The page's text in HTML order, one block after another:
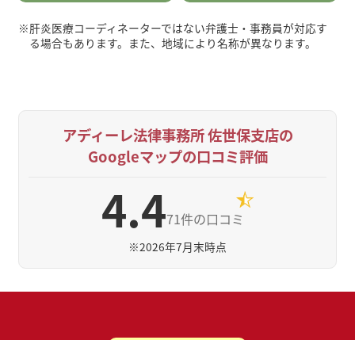
※肝炎医療コーディネーターではない弁護士・事務員が対応す
る場合もあります。また、地域により名称が異なります。
アディーレ法律事務所 佐世保支店の
Googleマップの口コミ評価
4.471件の口コミ
※2026年7月末時点